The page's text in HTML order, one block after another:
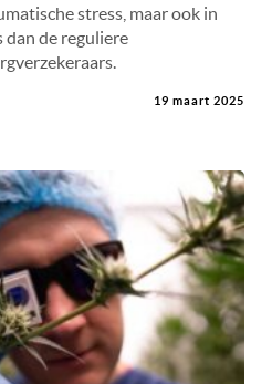
stress, maar ook in
dan de reguliere
19 maart 2025